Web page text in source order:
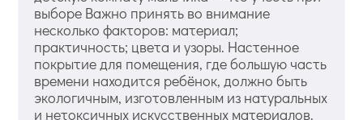
выборе Важно принять во внимание
несколько факторов: материал;
практичность; цвета и узоры. Настенное
покрытие для помещения, где большую часть
времени находится ребёнок, должно быть
экологичным, изготовленным из натуральных
и нетоксичных искусственных материалов.